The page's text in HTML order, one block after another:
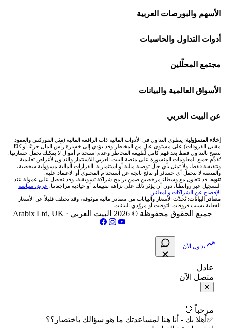
افاتريد AvaTrade
اكسنس Exness
منصة بينانس
اكس تي بي XTB
انتراكتيف بروكرز IBKR
شركات تداول في السعودية
شركات تداول في الإمارات
شركات تداول في الكويت
شركات تداول في قطر
شركات تداول في الأردن
شركات تداول في العراق
شركات تداول في فلسطين
الأسهم والبورصات العربية
🌍 كل البورصات العربية
🇸🇦 السوق السعودية
🇦🇪 أسواق الإمارات
🇪🇬 البورصة المصرية
🇶🇦 بورصة قطر
🇯🇴 بورصة عمّان
🇧🇭 بورصة البحرين
فحص الأسهم الأمريكية الشرعي
📋 جميع الأسهم
أدوات التداول والحاسبات
🕌 حاسبة الزكاة
💱 محول العملات
🧮 حاسبة حجم اللوت
📊 حاسبة قيمة النقطة
💰 حاسبة ربح الفوركس
📌 حاسبة النقاط المحورية
📏 حاسبة حجم المركز
📈 حاسبة عائد التداول
📊 حاسبة الربح التراكمي
🧮 حاسبة متوسط سعر السهم
مجتمع المحلّلين
🧱 حائط المجتمع
🏆 لوحة المحلّلين
✍️ اكتب تحليلك
الأسواق العالمية والبيانات
🌐 المؤشرات العالمية
🥇 سعر الذهب اليوم
🥇 أسعار الذهب والمعادن
💱 أسعار العملات والفوركس
💵 سعر الريال السعودي في مصر
📅 المؤشرات الاقتصادية
عن البيت العربي
من نحن
تواصل معنا
فريق المؤلفين
مقالات تعليمية
سياسة تقييم الشركات
الإبلاغ عن شركة نصابة
شروط الاستخدام
إخلاء المسؤولية: ينطوي التداول في الأدوات المالية ذات الرافعة المالية (مثل الفوركس والعقود
مقابل الفروقات) على مستوى عالٍ من المخاطر وقد يؤدي إلى خسارة رأس المال جزئيًا أو كليًا.
ننصح بالتداول فقط بعد فهم كامل لطبيعة المخاطر وعدم استخدام أموال لا يمكنك تحمل خسارتها.
تُقدَّم جميع المعلومات المنشورة على منصة البيت العربي للاستثمار والتداول لأغراض تعليمية
وتثقيفية فقط، ولا تمثل بأي حال توصية مالية أو استثمارية. القرارات المالية مسؤولية شخصية،
والمنصة لا تتحمل أي خسائر أو نتائج ناتجة عن استخدام المحتوى أو الاعتماد عليه.
تنويه: قد نتعاون مع وسطاء مرخصين ضمن برامج شراكة تسويقية، وقد نحصل على عمولة عند
التسجيل عبر روابطنا، دون أن يؤثر ذلك على نزاهة تقييماتنا أو حيادية مراجعاتنا. عرض سياسة
الإفصاح عن الشراكات والمعلنين
مصادر البيانات: تُحدَّث الأسعار والبيانات من مصادر مالية موثوقة، وقد تختلف قليلاً عن الأسعار
الفعلية بسبب فروقات التوقيت أو مزوّدي البيانات.
جميع الحقوق محفوظة © 2026 البيت العربي · Arabix Ltd, UK
تداول الآن
عادل
متصل الآن
✕
مرحباً 👋
✅أهلا بك - أنا هنا لمساعدتك ما هو سؤالك باختصار؟؟